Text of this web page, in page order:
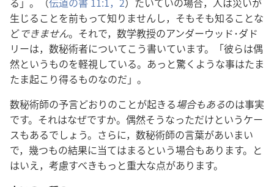
生じることを前もって知りませんし，そもそも知ることな
どできません。それで，数学教授のアンダーウッド･ダド
リーは，数秘術者についてこう書いています。「彼らは偶
然というものを軽視している。あっと驚くような事はたま
たま起こり得るものなのだ」。
数秘術師の予言どおりのことが起きる場合もあるのは事実
です。それはなぜですか。偶然そうなっただけというケー
スもあるでしょう。さらに，数秘術師の言葉があいまい
で，幾つもの結果に当てはまるという場合もあります。と
はいえ，考慮すべきもっと重大な点があります。